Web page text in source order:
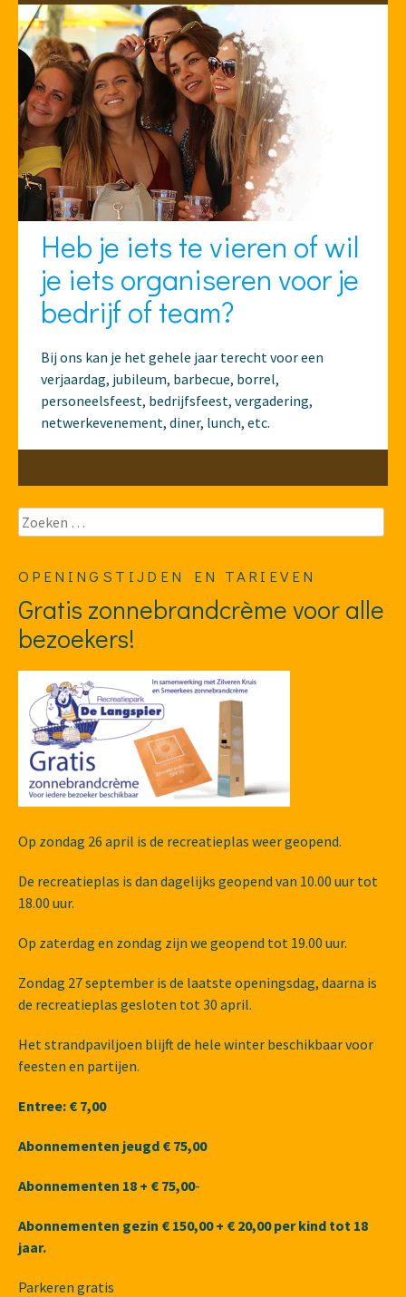
Heb je iets te vieren of wil
je iets organiseren voor je
bedrijf of team?
Bij ons kan je het gehele jaar terecht voor een
verjaardag, jubileum, barbecue, borrel,
personeelsfeest, bedrijfsfeest, vergadering,
netwerkevenement, diner, lunch, etc.
Zoeken
naar:
OPENINGSTIJDEN EN TARIEVEN
Gratis zonnebrandcrème voor alle
bezoekers!
Op zondag 26 april is de recreatieplas weer geopend.
De recreatieplas is dan dagelijks geopend van 10.00 uur tot
18.00 uur.
Op zaterdag en zondag zijn we geopend tot 19.00 uur.
Zondag 27 september is de laatste openingsdag, daarna is
de recreatieplas gesloten tot 30 april.
Het strandpaviljoen blijft de hele winter beschikbaar voor
feesten en partijen.
Entree: € 7,00
Abonnementen jeugd € 75,00
Abonnementen 18 + € 75,00-
Abonnementen gezin € 150,00 + € 20,00 per kind tot 18
jaar.
Parkeren gratis